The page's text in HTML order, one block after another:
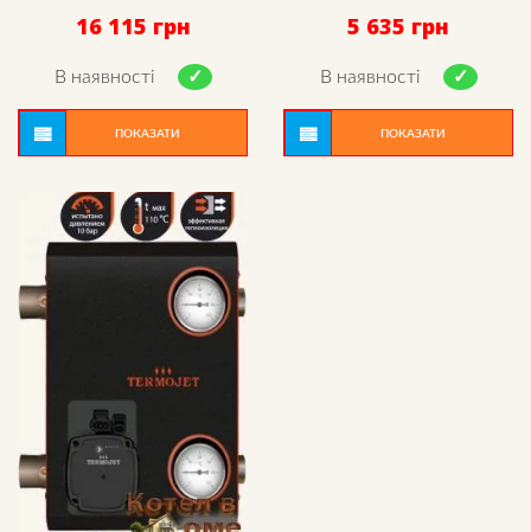
16 115 грн
В наявності
ПОКАЗАТИ
5 635 грн
В наявності
ПОКАЗАТИ